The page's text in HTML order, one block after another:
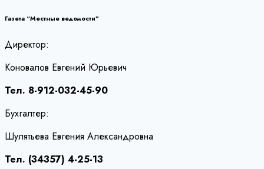
Газета “Местные ведомости”
Директор:
Коновалов Евгений Юрьевич
Тел. 8-912-032-45-90
Бухгалтер:
Шулятьева Евгения Александровна
Тел. (34357) 4-25-13